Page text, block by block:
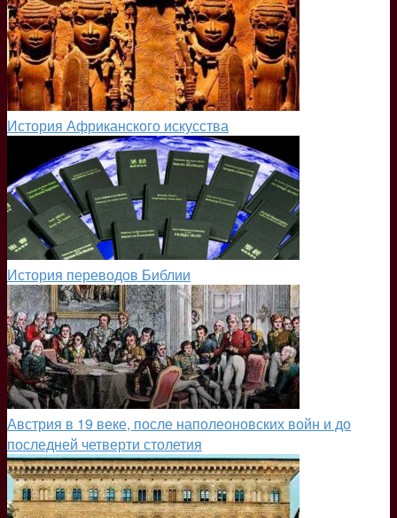
История Африканского искусства
История переводов Библии
Австрия в 19 веке, после наполеоновских войн и до
последней четверти столетия